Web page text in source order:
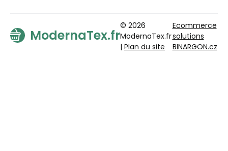
ModernaTex.fr
© 2026
ModernaTex.fr
| Plan du site
Ecommerce
solutions
BINARGON.cz